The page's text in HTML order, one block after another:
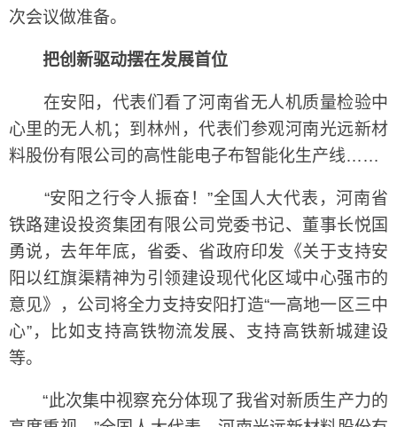
次会议做准备。
把创新驱动摆在发展首位
在安阳，代表们看了河南省无人机质量检验中
心里的无人机；到林州，代表们参观河南光远新材
料股份有限公司的高性能电子布智能化生产线……
“安阳之行令人振奋！”全国人大代表，河南省
铁路建设投资集团有限公司党委书记、董事长悦国
勇说，去年年底，省委、省政府印发《关于支持安
阳以红旗渠精神为引领建设现代化区域中心强市的
意见》，公司将全力支持安阳打造“一高地一区三中
心”，比如支持高铁物流发展、支持高铁新城建设
等。
“此次集中视察充分体现了我省对新质生产力的